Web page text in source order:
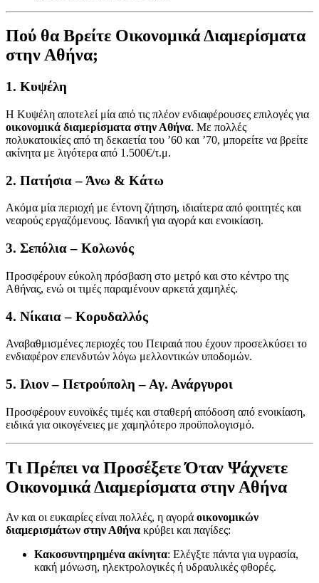
Πού θα Βρείτε Οικονομικά Διαμερίσματα
στην Αθήνα;
1. Κυψέλη
Η Κυψέλη αποτελεί μία από τις πλέον ενδιαφέρουσες επιλογές για
οικονομικά διαμερίσματα στην Αθήνα. Με πολλές
πολυκατοικίες από τη δεκαετία του ’60 και ’70, μπορείτε να βρείτε
ακίνητα με λιγότερα από 1.500€/τ.μ.
2. Πατήσια – Άνω & Κάτω
Ακόμα μία περιοχή με έντονη ζήτηση, ιδιαίτερα από φοιτητές και
νεαρούς εργαζόμενους. Ιδανική για αγορά και ενοικίαση.
3. Σεπόλια – Κολωνός
Προσφέρουν εύκολη πρόσβαση στο μετρό και στο κέντρο της
Αθήνας, ενώ οι τιμές παραμένουν αρκετά χαμηλές.
4. Νίκαια – Κορυδαλλός
Αναβαθμισμένες περιοχές του Πειραιά που έχουν προσελκύσει το
ενδιαφέρον επενδυτών λόγω μελλοντικών υποδομών.
5. Ιλιον – Πετρούπολη – Αγ. Ανάργυροι
Προσφέρουν ευνοϊκές τιμές και σταθερή απόδοση από ενοικίαση,
ειδικά για οικογένειες με χαμηλότερο προϋπολογισμό.
Τι Πρέπει να Προσέξετε Όταν Ψάχνετε
Οικονομικά Διαμερίσματα στην Αθήνα
Αν και οι ευκαιρίες είναι πολλές, η αγορά οικονομικών
διαμερισμάτων στην Αθήνα κρύβει και παγίδες:
Κακοσυντηρημένα ακίνητα: Ελέγξτε πάντα για υγρασία,
κακή μόνωση, ηλεκτρολογικές ή υδραυλικές φθορές.